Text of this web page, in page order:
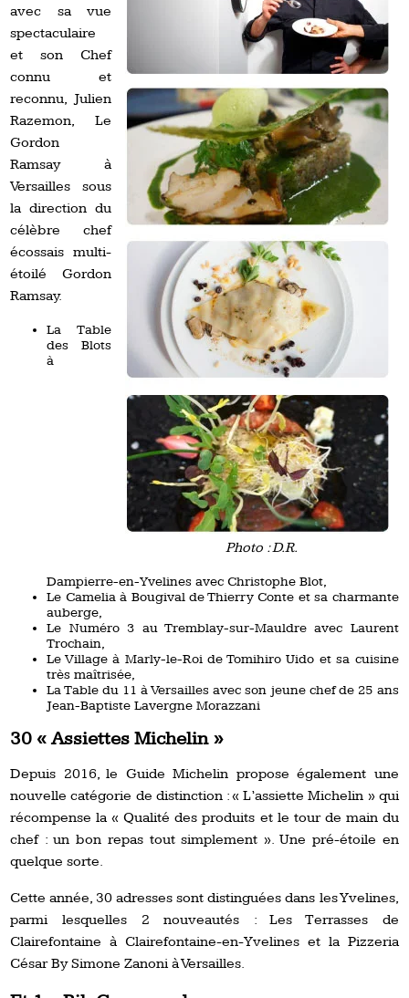
Photo : D.R.
avec sa vue
spectaculaire
et son Chef
connu et
reconnu, Julien
Razemon, Le
Gordon
Ramsay à
Versailles sous
la direction du
célèbre chef
écossais multi-
étoilé Gordon
Ramsay.
La Table
des Blots
à
Dampierre-en-Yvelines avec Christophe Blot,
Le Camelia à Bougival de Thierry Conte et sa charmante
auberge,
Le Numéro 3 au Tremblay-sur-Mauldre avec Laurent
Trochain,
Le Village à Marly-le-Roi de Tomihiro Uido et sa cuisine
très maîtrisée,
La Table du 11 à Versailles avec son jeune chef de 25 ans
Jean-Baptiste Lavergne Morazzani
30 « Assiettes Michelin »
Depuis 2016, le Guide Michelin propose également une
nouvelle catégorie de distinction : « L’assiette Michelin » qui
récompense la « Qualité des produits et le tour de main du
chef : un bon repas tout simplement ». Une pré-étoile en
quelque sorte.
Cette année, 30 adresses sont distinguées dans les Yvelines,
parmi lesquelles 2 nouveautés : Les Terrasses de
Clairefontaine à Clairefontaine-en-Yvelines et la Pizzeria
César By Simone Zanoni à Versailles.